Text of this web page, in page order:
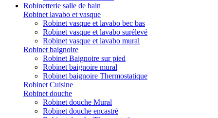
Robinetterie salle de bain
Robinet lavabo et vasque
Robinet vasque et lavabo bec bas
Robinet vasque et lavabo surélevé
Robinet vasque et lavabo mural
Robinet baignoire
Robinet Baignoire sur pied
Robinet baignoire mural
Robinet baignoire Thermostatique
Robinet Cuisine
Robinet douche
Robinet douche Mural
Robinet douche encastré